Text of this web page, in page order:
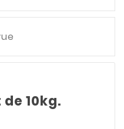
10kg.